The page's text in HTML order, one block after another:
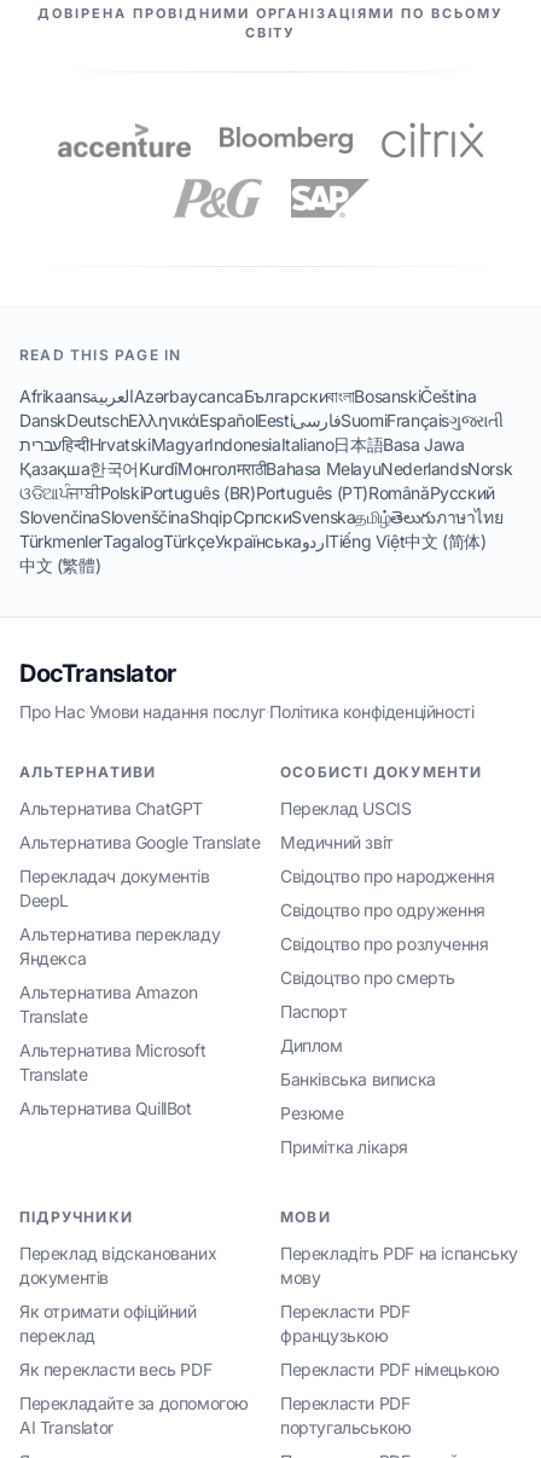
НАШІ ПАРТНЕРИ
ДОВІРЕНА ПРОВІДНИМИ ОРГАНІЗАЦІЯМИ ПО ВСЬОМУ
СВІТУ
READ THIS PAGE IN
AfrikaansالعربيةAzərbaycancaБългарскиবাংলাBosanskiČeština
DanskDeutschΕλληνικάEspañolEestiفارسیSuomiFrançaisગુજરાતી
עבריתहिन्दीHrvatskiMagyarIndonesiaItaliano日本語Basa Jawa
Қазақша한국어KurdîМонголमराठीBahasa MelayuNederlandsNorsk
ଓଡିଆਪੰਜਾਬੀPolskiPortuguês (BR)Português (PT)RomânăРусский
SlovenčinaSlovenščinaShqipСрпскиSvenskaதமிழ்తెలుగుภาษาไทย
TürkmenlerTagalogTürkçeУкраїнськаاردوTiếng Việt中文 (简体)
中文 (繁體)
DocTranslator
Про Нас·Умови надання послуг·Політика конфіденційності
АЛЬТЕРНАТИВИ
Альтернатива ChatGPT
Альтернатива Google Translate
Перекладач документів
DeepL
Альтернатива перекладу
Яндекса
Альтернатива Amazon
Translate
Альтернатива Microsoft
Translate
Альтернатива QuillBot
ОСОБИСТІ ДОКУМЕНТИ
Переклад USCIS
Медичний звіт
Свідоцтво про народження
Свідоцтво про одруження
Свідоцтво про розлучення
Свідоцтво про смерть
Паспорт
Диплом
Банківська виписка
Резюме
Примітка лікаря
ПІДРУЧНИКИ
Переклад відсканованих
документів
Як отримати офіційний
переклад
Як перекласти весь PDF
Перекладайте за допомогою
AI Translator
МОВИ
Перекладіть PDF на іспанську
мову
Перекласти PDF
французькою
Перекласти PDF німецькою
Перекласти PDF
португальською